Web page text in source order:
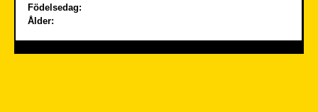
Födelsedag:
Ålder: